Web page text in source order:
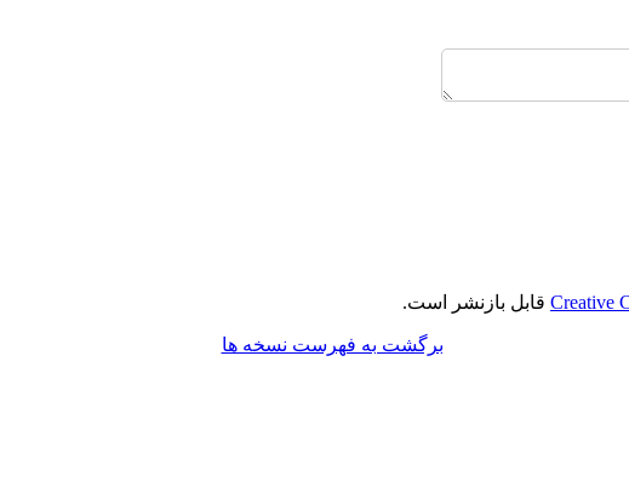
Creative قابل بازنشر است.
برگشت به فهرست نسخه ها